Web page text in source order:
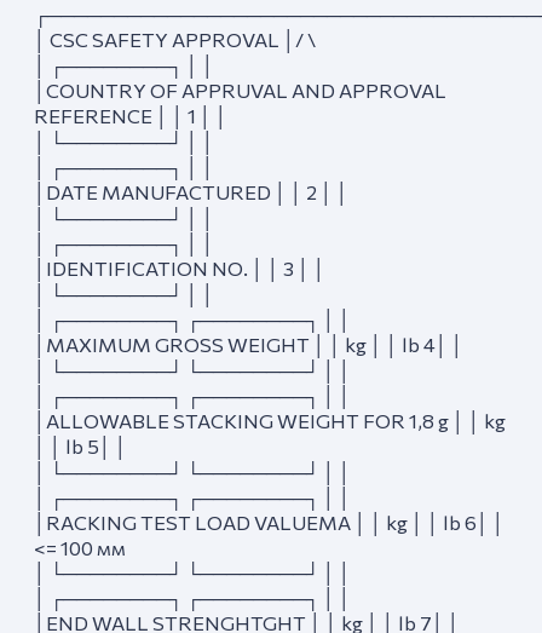
│ CSC SAFETY APPROVAL │/ \
│ ┌────────┐ │ │
│COUNTRY OF APPRUVAL AND APPROVAL
REFERENCE │ │ 1 │ │
│ └────────┘ │ │
│ ┌────────┐ │ │
│DATE MANUFACTURED │ │ 2 │ │
│ └────────┘ │ │
│ ┌────────┐ │ │
│IDENTIFICATION NO. │ │ 3 │ │
│ └────────┘ │ │
│ ┌────────┐ ┌────────┐ │ │
│MAXIMUM GROSS WEIGHT │ │ kg │ │ lb 4│ │
│ └────────┘ └────────┘ │ │
│ ┌────────┐ ┌────────┐ │ │
│ALLOWABLE STACKING WEIGHT FOR 1,8 g │ │ kg
│ │ lb 5│ │
│ └────────┘ └────────┘ │ │
│ ┌────────┐ ┌────────┐ │ │
│RACKING TEST LOAD VALUEMA │ │ kg │ │ lb 6│ │
<= 100 мм
│ └────────┘ └────────┘ │ │
│ ┌────────┐ ┌────────┐ │ │
│END WALL STRENGHTGHT │ │ kg │ │ lb 7│ │